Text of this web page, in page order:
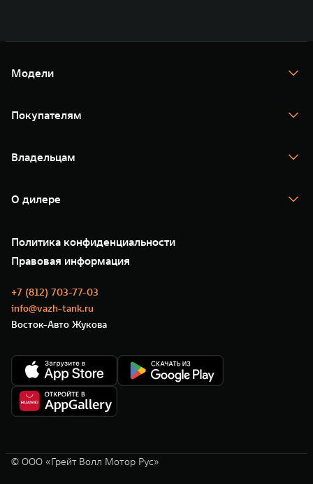
Модели
TANK 400
TANK 500
Покупателям
Тест-драйв
TANK Финансы
Корпоративным клиентам
Зарядные станции
Владельцам
Помощь на дороге
Новые цифровые сервисы TANK
Сервис
Нулевое ТО
Моторные масла
О дилере
35 лет GWM
GWM ТЕХ ДЕНЬ
Новости
Политика конфиденциальности
Правовая информация
+7 (812) 703-77-03
info@vazh-tank.ru
Восток-Авто Жукова
© ООО «Грейт Волл Мотор Рус»